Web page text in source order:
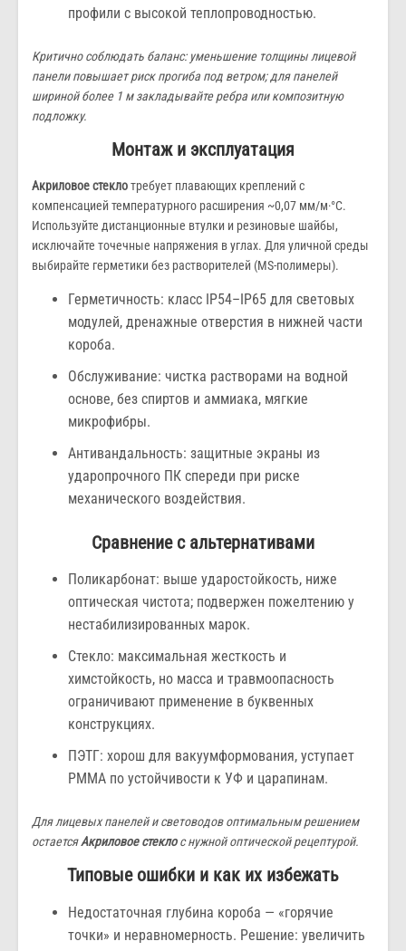
профили с высокой теплопроводностью.
Критично соблюдать баланс: уменьшение толщины лицевой
панели повышает риск прогиба под ветром; для панелей
шириной более 1 м закладывайте ребра или композитную
подложку.
Монтаж и эксплуатация
Акриловое стеклотребует плавающих креплений с
компенсацией температурного расширения ~0,07 мм/м·°C.
Используйте дистанционные втулки и резиновые шайбы,
исключайте точечные напряжения в углах. Для уличной среды
выбирайте герметики без растворителей (MS-полимеры).
Герметичность: класс IP54–IP65 для световых
модулей, дренажные отверстия в нижней части
короба.
Обслуживание: чистка растворами на водной
основе, без спиртов и аммиака, мягкие
микрофибры.
Антивандальность: защитные экраны из
ударопрочного ПК спереди при риске
механического воздействия.
Сравнение с альтернативами
Поликарбонат: выше ударостойкость, ниже
оптическая чистота; подвержен пожелтению у
нестабилизированных марок.
Стекло: максимальная жесткость и
химстойкость, но масса и травмоопасность
ограничивают применение в буквенных
конструкциях.
ПЭТГ: хорош для вакуумформования, уступает
PMMA по устойчивости к УФ и царапинам.
Для лицевых панелей и световодов оптимальным решением
остаетсяАкриловое стеклос нужной оптической рецептурой.
Типовые ошибки и как их избежать
Недостаточная глубина короба — «горячие
точки» и неравномерность. Решение: увеличить